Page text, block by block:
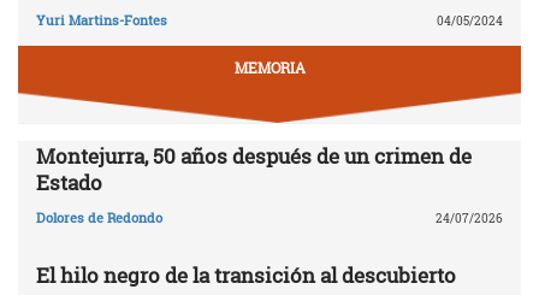
Yuri Martins-Fontes 04/05/2024
MEMORIA
Montejurra, 50 años después de un crimen de
Estado
Dolores de Redondo 24/07/2026
El hilo negro de la transición al descubierto